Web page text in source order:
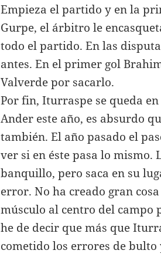
Empieza el partido y en la
Gurpe, el árbitro le
todo el partido. En las
antes. En el primer gol
Valverde por sacarlo.
Por fin, Iturraspe se queda
Ander este año, es absurdo
también. El año pasado el
ver si en éste pasa lo
banquillo, pero saca en su
error. No ha creado gran
músculo al centro del campo
he de decir que más que
cometido los errores de bulto